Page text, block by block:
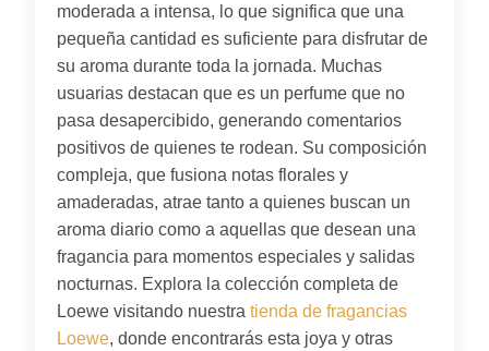
moderada a intensa, lo que significa que una
pequeña cantidad es suficiente para disfrutar de
su aroma durante toda la jornada. Muchas
usuarias destacan que es un perfume que no
pasa desapercibido, generando comentarios
positivos de quienes te rodean. Su composición
compleja, que fusiona notas florales y
amaderadas, atrae tanto a quienes buscan un
aroma diario como a aquellas que desean una
fragancia para momentos especiales y salidas
nocturnas. Explora la colección completa de
Loewe visitando nuestra tienda de fragancias
Loewe, donde encontrarás esta joya y otras